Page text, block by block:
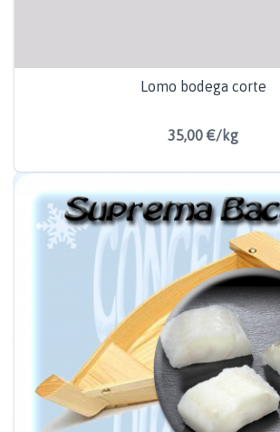
Lomo bodega corte
35,00 €/kg